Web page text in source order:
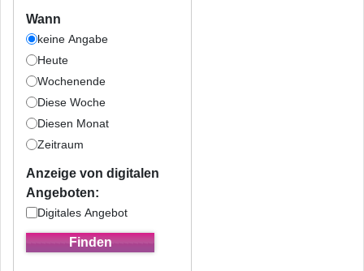
Wann
keine Angabe
Heute
Wochenende
Diese Woche
Diesen Monat
Zeitraum
Anzeige von digitalen
Angeboten:
Digitales Angebot